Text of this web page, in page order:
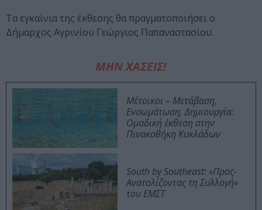
Τα εγκαίνια της έκθεσης θα πραγματοποιήσει ο
Δήμαρχος Αγρινίου Γεώργιος Παπαναστασίου.
ΜΗΝ ΧΑΣΕΙΣ!
Μέτοικοι – Μετάβαση,
Ενσωμάτωση, Δημιουργία:
Ομαδική έκθεση στην
Πινακοθήκη Κυκλάδων
South by Southeast: «Προς-
Ανατολίζοντας τη Συλλογή»
του ΕΜΣΤ